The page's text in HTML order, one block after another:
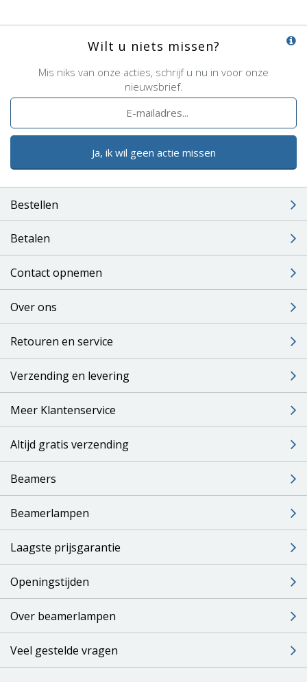
Wilt u niets missen?
Mis niks van onze acties, schrijf u nu in voor onze
nieuwsbrief.
Ja, ik wil geen actie missen
Bestellen
Betalen
Contact opnemen
Over ons
Retouren en service
Verzending en levering
Meer Klantenservice
Altijd gratis verzending
Beamers
Beamerlampen
Laagste prijsgarantie
Openingstijden
Over beamerlampen
Veel gestelde vragen